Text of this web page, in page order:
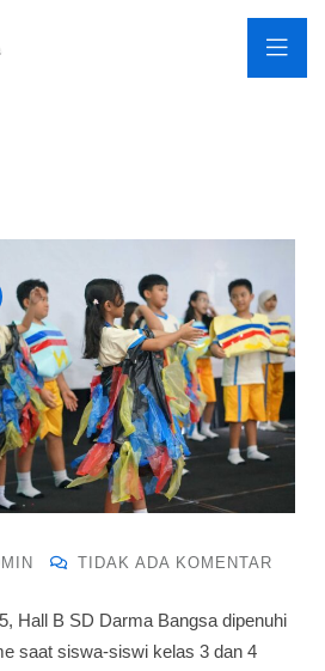
TIDAK ADA KOMENTAR
Hall B SD Darma Bangsa dipenuhi
saat siswa-siswi kelas 3 dan 4